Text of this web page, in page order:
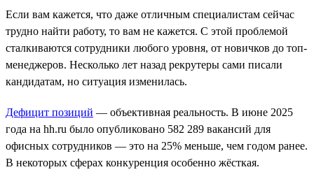
Если вам кажется, что даже отличным специалистам сейчас
трудно найти работу, то вам не кажется. C этой проблемой
сталкиваются сотрудники любого уровня, от новичков до топ-
менеджеров. Несколько лет назад рекрутеры сами писали
кандидатам, но ситуация изменилась.
Дефицит позиций ― объективная реальность. В июне 2025
года на hh.ru было опубликовано 582 289 вакансий для
офисных сотрудников — это на 25% меньше, чем годом ранее.
В некоторых сферах конкуренция особенно жёсткая.